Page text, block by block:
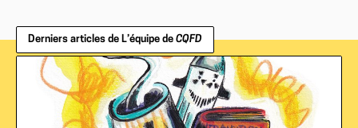
Derniers articles de L’équipe de CQFD